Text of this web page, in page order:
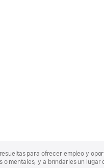
para ofrecer empleo y
mentales, y a brindarles un lugar